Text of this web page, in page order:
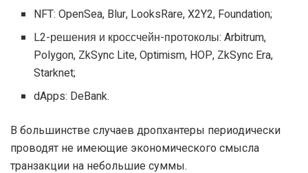
NFT: OpenSea, Blur, LooksRare, X2Y2, Foundation;
L2-решения и кроссчейн-протоколы: Arbitrum,
Polygon, ZkSync Lite, Optimism, HOP, ZkSync Era,
Starknet;
dApps: DeBank.
В большинстве случаев дропхантеры периодически
проводят не имеющие экономического смысла
транзакции на небольшие суммы.